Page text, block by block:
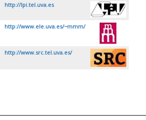
http://lpi.tel.uva.es
http://www.ele.uva.es/~mmm/
http://www.src.tel.uva.es/